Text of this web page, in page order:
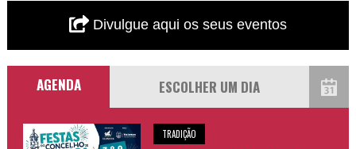
Divulgue aqui os seus eventos
AGENDA
TRADIÇÃO